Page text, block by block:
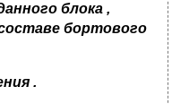
блока ,
бортового
.